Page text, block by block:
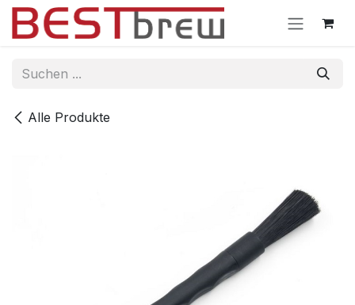
Zum Inhalt springen
Alle Produkte